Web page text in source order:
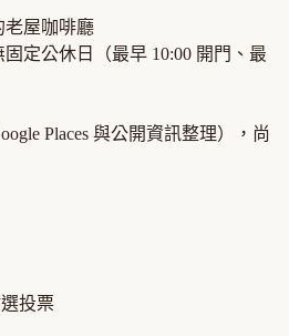
老屋咖啡廳
定公休日 （最早 10:00 開門、最
Places 與公開資訊整理），尚
投票